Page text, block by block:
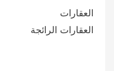
العقارات
العقارات الرائجة